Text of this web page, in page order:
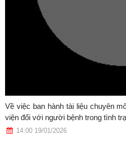
Về việc ban hành tài liệu chuyên
viện đối với người bệnh trong tình
14:00 19/01/2026